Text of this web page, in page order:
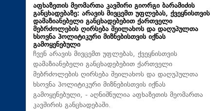
აფხაზეთის მეომართა კავშირი გიორგი ბარამიძის
განცხადებაზე: არავის მივცემთ უფლებას, ქვეყნისთვის
დამაზიანებელი განცხადებებით ქართველი
მებრძოლების ღირსება შეილახოს და დაღუპულთა
ხსოვნა პოლიტიკური მიზნებისთვის იქნას
გამოყენებული
ჩვენ არავის მივცემთ უფლებას, ქვეყნისთვის
დამაზიანებელი განცხადებებით ქართველი
მებრძოლების ღირსება შეილახოს და დაღუპულთა
ხსოვნა პოლიტიკური მიზნებისთვის იქნას
გამოყენებული, - აღნიშნულია აფხაზეთის მეომართა
კავშირის განცხადებაში.